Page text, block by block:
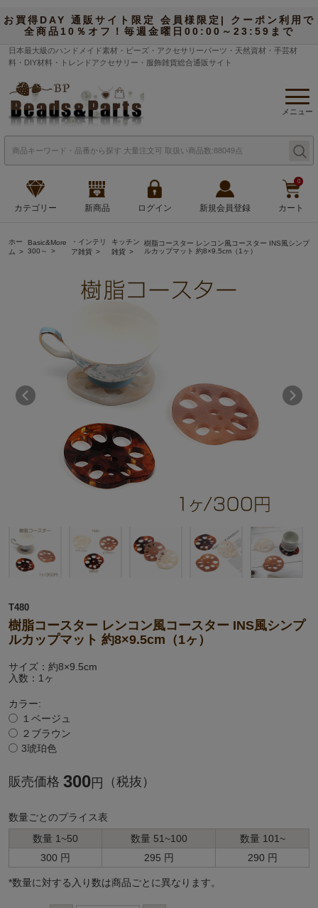
お買得DAY 通販サイト限定 会員様限定| クーポン利用で
全商品10％オフ！毎週金曜日00:00～23:59まで
日本最大級のハンドメイド素材・ビーズ・アクセサリーパーツ・天然資材・手芸材
料・DIY材料・トレンドアクセサリー・服飾雑貨総合通販サイト
メニュー
カテゴリー 新商品 ログイン 新規会員登録
0
カート
ホー
ム
Basic&More
300～
・インテリ
ア雑貨
キッチン
雑貨
樹脂コースター レンコン風コースター INS風シンプ
ルカップマット 約8×9.5cm（1ヶ）
T480
樹脂コースター レンコン風コースター INS風シンプ
ルカップマット 約8×9.5cm（1ヶ）
サイズ：約8×9.5cm
入数：1ヶ
カラー:
１ベージュ
２ブラウン
3琥珀色
販売価格 300円 （税抜）
数量ごとのプライス表
数量 1~50
数量 51~100
数量 101~
300 円
295 円 290 円
*数量に対する⼊り数は商品ごとに異なります。